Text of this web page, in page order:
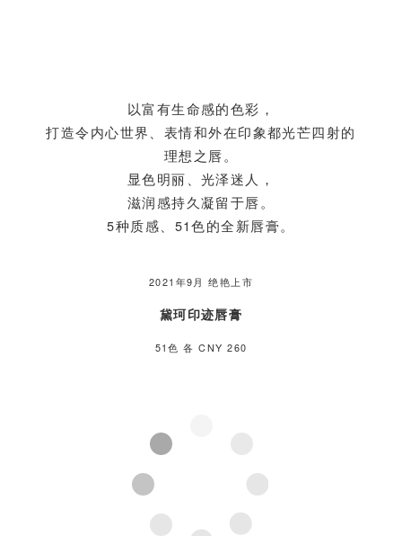
以富有生命感的色彩，
打造令内心世界、表情和外在印象都光芒四射的
理想之唇。
显色明丽、光泽迷人，
滋润感持久凝留于唇。
5种质感、51色的全新唇膏。
2021年9月 绝艳上市
黛珂印迹唇膏
51色 各 CNY 260